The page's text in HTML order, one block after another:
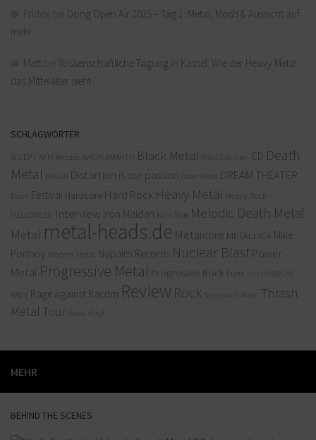
Dong Open Air 2025 – Tag 1: Metal, Mosh & Aussicht auf
mehr
Matt
Wissenschaftliche Tagung in Kassel: Wie der Heavy Metal
das Mittelalter sieht
SCHLAGWÖRTER
ACCEPT AFM Records AMON AMARTH Black Metal Blind Guardian CD Death
Metal
DELAIN Distortion is our passion Doom Metal DREAM THEATER
Essen Festival Hardcore Hard Rock Heavy Metal Heavy Rock
HELLOWEEN Interview Iron Maiden Köln live Melodic Death Metal
Metal metal-heads.de Metalcore METALLICA MIke
Portnoy Modern Metal Napalm Records Nuclear Blast Power
Metal Progressive Metal Progressive Rock Punk QUEENSRYCHE
RAGE Rage against Racism Review Rock Symphonic Metal
Thrash
Metal Tour Video Vinyl
MEHR
BEHIND THE SCENES